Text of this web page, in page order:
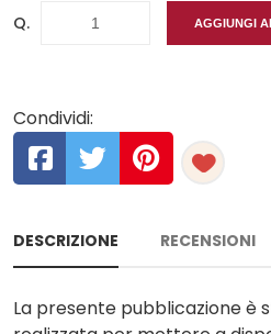
Q. AGGIUNGI
Condividi:
DESCRIZIONE RECENSIONI
La presente pubblicazione